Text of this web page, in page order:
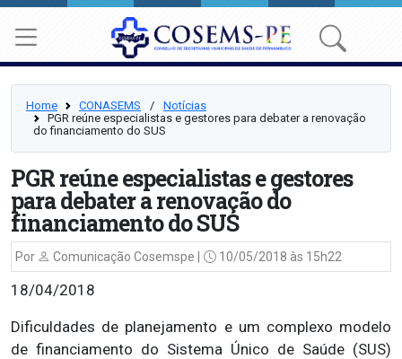
Home CONASEMS ⠀/⠀ Notícias
PGR reúne especialistas e gestores para debater a renovação
do financiamento do SUS
PGR reúne especialistas e gestores
para debater a renovação do
financiamento do SUS
Por Comunicação Cosemspe | 10/05/2018 às 15h22
18/04/2018
Dificuldades de planejamento e um complexo modelo
de financiamento do Sistema Único de Saúde (SUS)